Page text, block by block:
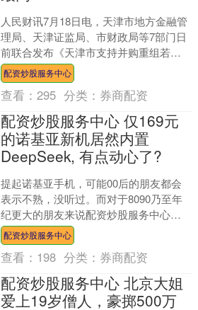
人民财讯7月18日电，天津市地方金融管
理局、天津证监局、市财政局等7部门日
前联合发布《天津市支持并购重组若干
措施》。其中提出，支持海河产业基金
等政府资本联动长期....
配资炒股服务中心
查看：295 分类： 券商配资
配资炒股服务中心 仅169元
的诺基亚新机居然内置
DeepSeek, 有点动心了?
提起诺基亚手机，可能00后的朋友都会
表示不熟，没听过。而对于8090乃至年
纪更大的朋友来说配资炒股服务中心，
诺基亚手机可能是永远的青春回忆，超
多的经典机型至今令....
配资炒股服务中心
查看： 198 分类： 券商配资
配资炒股服务中心 北京大姐
爱上19岁僧人，豪掷500万